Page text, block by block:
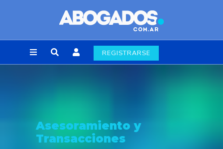
REGISTRARSE
Asesoramiento y
Transacciones